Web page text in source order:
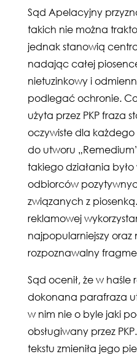
Sąd Apelacyjny
takich nie można
jednak stanowią
nadając całej
nietuzinkowy i
podlegać ochronie. Co
użyta przez PKP fraza
oczywiste dla
do utworu
takiego działania było
odbiorców
związanych z
reklamowej
najpopularniejszy oraz
rozpoznawalny
Sąd ocenił, że w haśle
dokonana parafraza
w nim nie o byle jaki
obsługiwany przez
tekstu zmieniła jego